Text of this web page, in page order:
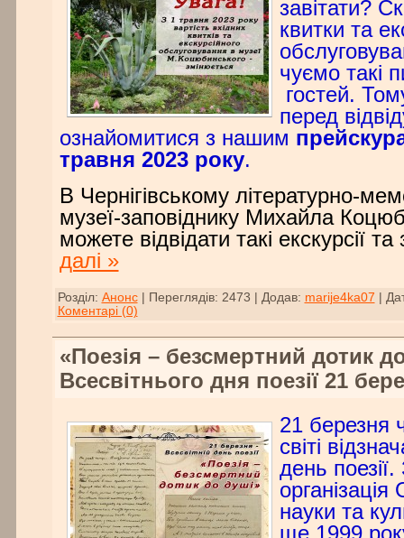
завітати?
квитки та
чуємо такі
гостей.
перед
ознайомитися з нашим
травня 2023 року.
В Чернігівському літературно-
музеї-заповіднику Михайла
можете відвідати такі екскурсії
далі »
Розділ: Анонс| Переглядів: 2473 Додав: marije4ka07
Коментарі (0)
«Поезія – безсмертний дотик
Всесвітнього дня поезії 21
21 березня
світі
день
науки та